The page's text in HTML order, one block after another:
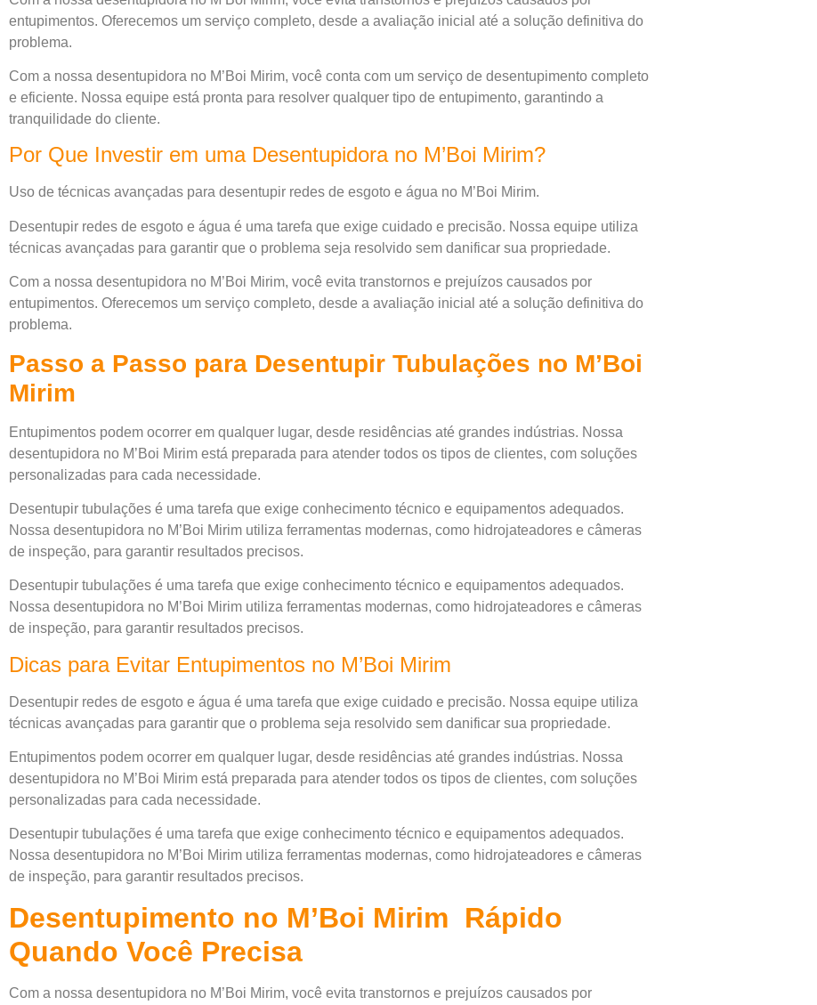
entupimentos. Oferecemos um serviço completo, desde a avaliação inicial até a solução definitiva do
problema.
Com a nossa desentupidora no M’Boi Mirim, você conta com um serviço de desentupimento completo
e eficiente. Nossa equipe está pronta para resolver qualquer tipo de entupimento, garantindo a
tranquilidade do cliente.
Por Que Investir em uma Desentupidora no M’Boi Mirim?
Uso de técnicas avançadas para desentupir redes de esgoto e água no M’Boi Mirim.
Desentupir redes de esgoto e água é uma tarefa que exige cuidado e precisão. Nossa equipe utiliza
técnicas avançadas para garantir que o problema seja resolvido sem danificar sua propriedade.
Com a nossa desentupidora no M’Boi Mirim, você evita transtornos e prejuízos causados por
entupimentos. Oferecemos um serviço completo, desde a avaliação inicial até a solução definitiva do
problema.
Passo a Passo para Desentupir Tubulações no M’Boi
Mirim
Entupimentos podem ocorrer em qualquer lugar, desde residências até grandes indústrias. Nossa
desentupidora no M’Boi Mirim está preparada para atender todos os tipos de clientes, com soluções
personalizadas para cada necessidade.
Desentupir tubulações é uma tarefa que exige conhecimento técnico e equipamentos adequados.
Nossa desentupidora no M’Boi Mirim utiliza ferramentas modernas, como hidrojateadores e câmeras
de inspeção, para garantir resultados precisos.
Desentupir tubulações é uma tarefa que exige conhecimento técnico e equipamentos adequados.
Nossa desentupidora no M’Boi Mirim utiliza ferramentas modernas, como hidrojateadores e câmeras
de inspeção, para garantir resultados precisos.
Dicas para Evitar Entupimentos no M’Boi Mirim
Desentupir redes de esgoto e água é uma tarefa que exige cuidado e precisão. Nossa equipe utiliza
técnicas avançadas para garantir que o problema seja resolvido sem danificar sua propriedade.
Entupimentos podem ocorrer em qualquer lugar, desde residências até grandes indústrias. Nossa
desentupidora no M’Boi Mirim está preparada para atender todos os tipos de clientes, com soluções
personalizadas para cada necessidade.
Desentupir tubulações é uma tarefa que exige conhecimento técnico e equipamentos adequados.
Nossa desentupidora no M’Boi Mirim utiliza ferramentas modernas, como hidrojateadores e câmeras
de inspeção, para garantir resultados precisos.
Desentupimento no M’Boi Mirim Rápido
Quando Você Precisa
Com a nossa desentupidora no M’Boi Mirim, você evita transtornos e prejuízos causados por